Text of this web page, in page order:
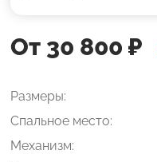
От 30 800 ₽
Размеры:
Спальное место:
Механизм: